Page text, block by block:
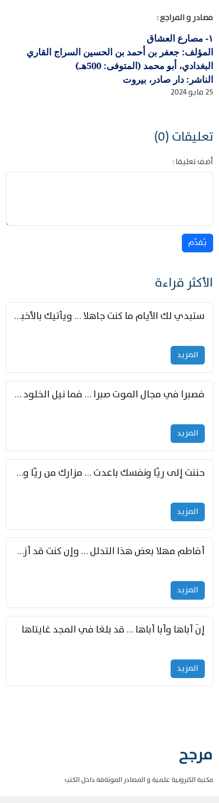
مصادر و المراجع :
١-
مصارع العشاق
المؤلف: جعفر بن أحمد بن الحسين السراج القاري
البغدادي، أبو محمد (المتوفى: 500هـ)
الناشر: دار صادر، بيروت
25 مايو 2024
تعليقات (0)
أضف تعليقا :
يُقدِّم
الأكثر قراءة
ستبدي لك الأيام ما كنت جاهلا … ويأتيك بالأخبار من لم تزوّد
المزید
فصبرا في مجال الموت صبرا … فما نيل الخلود بمستطاع
المزید
حننت إلى ريّا ونفسك باعدت … مزارك من ريّا وشعباكما معا
المزید
أفاطم مهلا بعض هذا التدلل … وإن كنت قد أزمعت صرمي فأجملي
المزید
إنّ أباها وأبا أباها … قد بلغا في المجد غايتاها
المزید
مرجح
مكتبة الكترونية علمية و المصادر الموثةقة داخل الكتب